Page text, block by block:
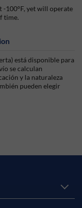
-100°F, yet will operate
time.
está disponible para
se calculan
y la naturaleza
pueden elegir